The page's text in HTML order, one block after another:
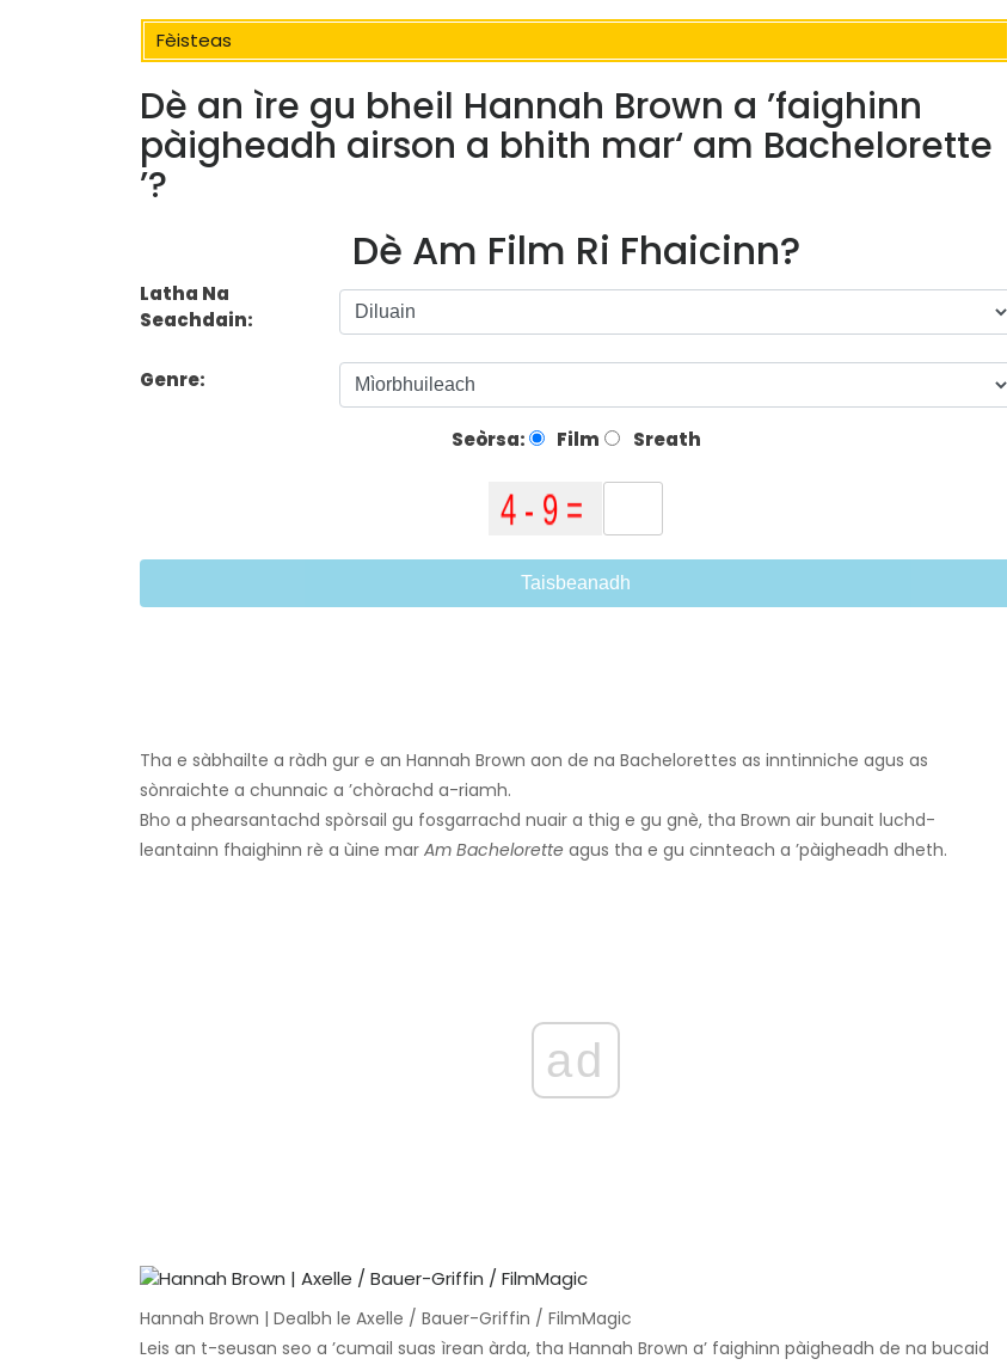
Fèisteas
Dè an ìre gu bheil Hannah Brown a ’faighinn
pàigheadh ​​airson a bhith mar‘ am Bachelorette
’?
Dè Am Film Ri Fhaicinn?
Latha Na
Seachdain:
Genre:
Seòrsa: Film Sreath
Taisbeanadh
Tha e sàbhailte a ràdh gur e an Hannah Brown aon de na Bachelorettes as inntinniche agus as
sònraichte a chunnaic a ’chòrachd a-riamh.
Bho a phearsantachd spòrsail gu fosgarrachd nuair a thig e gu gnè, tha Brown air bunait luchd-
leantainn fhaighinn rè a ùine mar Am Bachelorette agus tha e gu cinnteach a ’pàigheadh ​​dheth.
ad
Hannah Brown | Dealbh le Axelle / Bauer-Griffin / FilmMagic
Leis an t-seusan seo a ’cumail suas ìrean àrda, tha Hannah Brown a’ faighinn pàigheadh ​​de na bucaid